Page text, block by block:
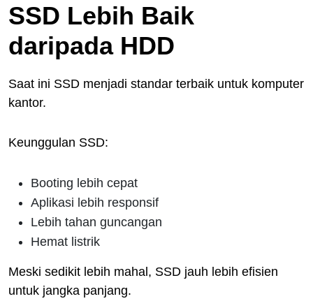
SSD Lebih Baik
daripada HDD
Saat ini SSD menjadi standar terbaik untuk komputer
kantor.
Keunggulan SSD:
Booting lebih cepat
Aplikasi lebih responsif
Lebih tahan guncangan
Hemat listrik
Meski sedikit lebih mahal, SSD jauh lebih efisien
untuk jangka panjang.